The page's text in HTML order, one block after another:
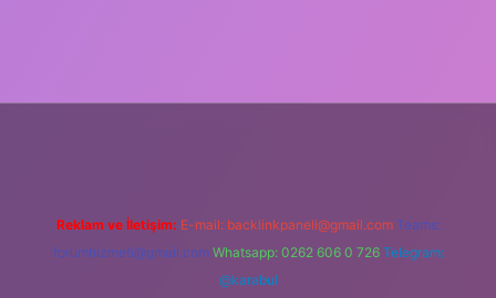
Reklam ve İletişim: E-mail: backlinkpaneli@gmail.com Teams:
forumhizmeti@gmail.com Whatsapp: 0262 606 0 726 Telegram:
@karabul